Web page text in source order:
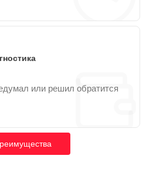
или решил обратится